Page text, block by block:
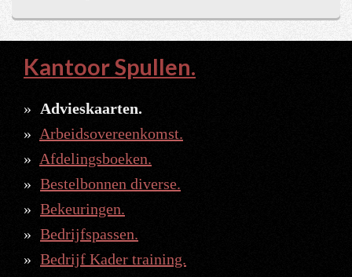
Kantoor Spullen.
Advieskaarten.
Arbeidsovereenkomst.
Afdelingsboeken.
Bestelbonnen diverse.
Bekeuringen.
Bedrijfspassen.
Bedrijf Kader training.